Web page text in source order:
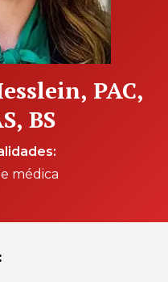
PAC,
BS
médica
: